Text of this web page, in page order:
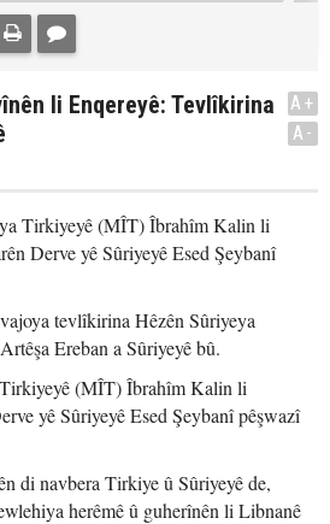
li Enqereyê: Tevlîkirina
A+
A-
Tirkiyeyê (MÎT) Îbrahîm Kalin li
Derve yê Sûriyeyê Esed Şeybanî
tevlîkirina Hêzên Sûriyeya
Ereban a Sûriyeyê bû.
(MÎT) Îbrahîm Kalin li
yê Sûriyeyê Esed Şeybanî pêşwazî
di navbera Tirkiye û Sûriyeyê de,
herêmê û guherînên li Libnanê